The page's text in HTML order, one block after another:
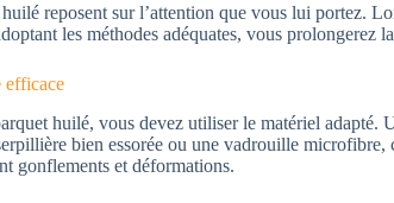
reposent sur l’attention que vous lui portez.
les méthodes adéquates, vous prolongerez
efficace
huilé, vous devez utiliser le matériel adapté.
bien essorée ou une vadrouille
gonflements et déformations.